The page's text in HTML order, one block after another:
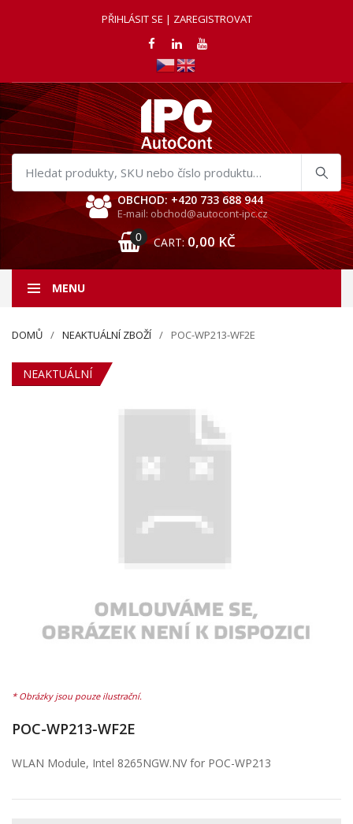
PŘIHLÁSIT SE | ZAREGISTROVAT
Hledat
produkty
OBCHOD: +420 733 688 944
E-mail: obchod@autocont-ipc.cz
0 CART: 0,00 KČ
MENU
DOMŮ NEAKTUÁLNÍ ZBOŽÍ POC-WP213-WF2E
NEAKTUÁLNÍ
POC-WP213-WF2E
WLAN Module, Intel 8265NGW.NV for POC-WP213